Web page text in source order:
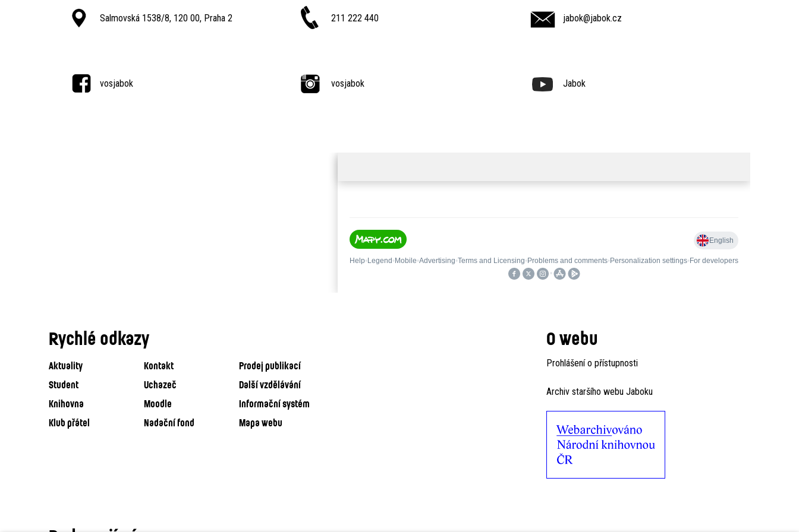
Salmovská 1538/8, 120 00, Praha 2 211 222 440 jabok@jabok.cz
vosjabok vosjabok Jabok
Rychlé odkazy
Aktuality Kontakt
Prodej publikací
Student
Uchazeč
Další vzdělávání
Knihovna
Moodle
Informační systém
Klub přátel
Nadační fond Mapa webu
O webu
Prohlášení o přístupnosti
Archiv staršího webu Jaboku